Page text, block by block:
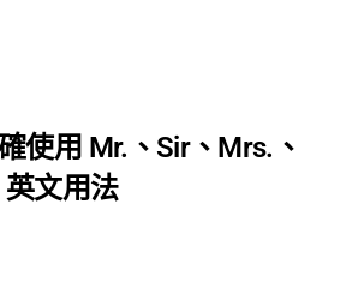
使用 Mr.、Sir、Mrs.、
文用法